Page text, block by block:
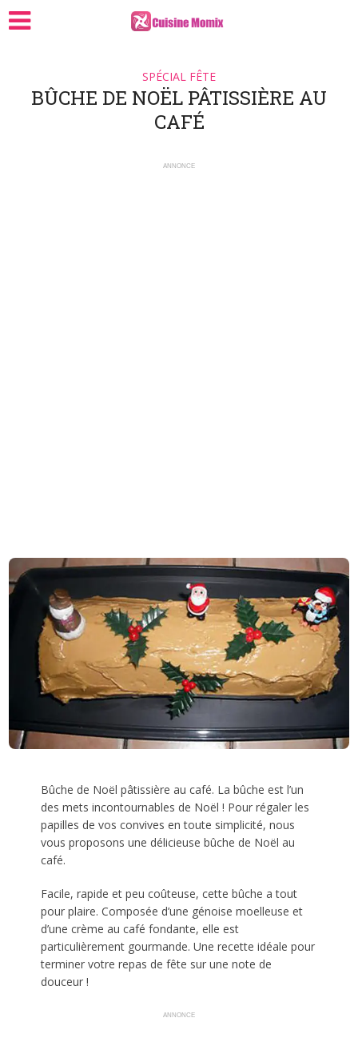
SPÉCIAL FÊTE
BÛCHE DE NOËL PÂTISSIÈRE AU
CAFÉ
ANNONCE
Bûche de Noël pâtissière au café. La bûche est l’un
des mets incontournables de Noël ! Pour régaler les
papilles de vos convives en toute simplicité, nous
vous proposons une délicieuse bûche de Noël au
café.
Facile, rapide et peu coûteuse, cette bûche a tout
pour plaire. Composée d’une génoise moelleuse et
d’une crème au café fondante, elle est
particulièrement gourmande. Une recette idéale pour
terminer votre repas de fête sur une note de
douceur !
ANNONCE